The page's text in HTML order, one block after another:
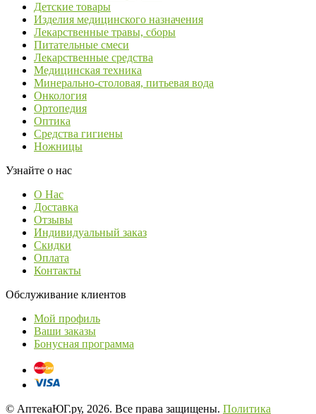
Детские товары
Изделия медицинского назначения
Лекарственные травы, сборы
Питательные смеси
Лекарственные средства
Медицинская техника
Минерально-столовая, питьевая вода
Онкология
Ортопедия
Оптика
Средства гигиены
Ножницы
Узнайте о нас
О Нас
Доставка
Отзывы
Индивидуальный заказ
Скидки
Оплата
Контакты
Обслуживание клиентов
Мой профиль
Ваши заказы
Бонусная программа
© АптекаЮГ.ру, 2026. Все права защищены. Политика